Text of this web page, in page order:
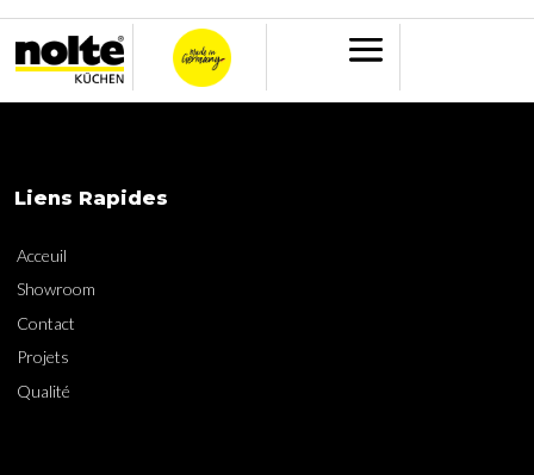
Liens Rapides
Acceuil
Showroom
Contact
Projets
Qualité